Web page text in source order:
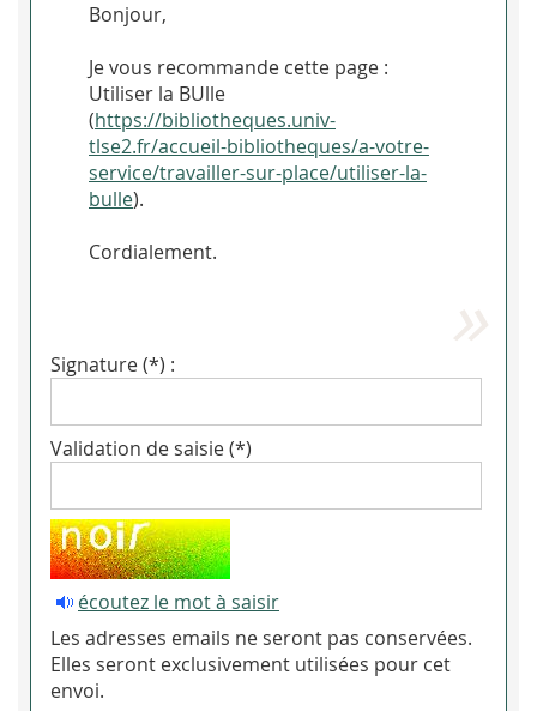
Bonjour,
Je vous recommande cette page :
Utiliser la BUlle
(https://bibliotheques.univ-
tlse2.fr/accueil-bibliotheques/a-votre-
service/travailler-sur-place/utiliser-la-
bulle).
Cordialement.
Signature (*) :
Validation de saisie (*)
écoutez le mot à saisir
Les adresses emails ne seront pas conservées.
Elles seront exclusivement utilisées pour cet
envoi.